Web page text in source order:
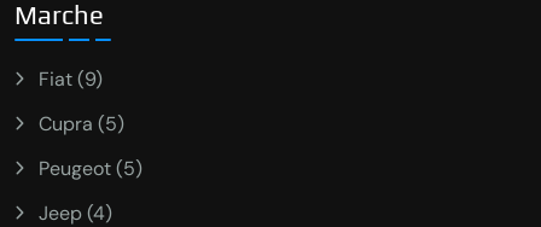
Marche
Fiat (9)
Cupra (5)
Peugeot (5)
Jeep (4)